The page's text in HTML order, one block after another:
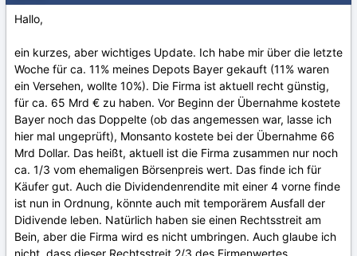
Hallo,
ein kurzes, aber wichtiges Update. Ich habe mir über die letzte
Woche für ca. 11% meines Depots Bayer gekauft (11% waren
ein Versehen, wollte 10%). Die Firma ist aktuell recht günstig,
für ca. 65 Mrd € zu haben. Vor Beginn der Übernahme kostete
Bayer noch das Doppelte (ob das angemessen war, lasse ich
hier mal ungeprüft), Monsanto kostete bei der Übernahme 66
Mrd Dollar. Das heißt, aktuell ist die Firma zusammen nur noch
ca. 1/3 vom ehemaligen Börsenpreis wert. Das finde ich für
Käufer gut. Auch die Dividendenrendite mit einer 4 vorne finde
ist nun in Ordnung, könnte auch mit temporärem Ausfall der
Didivende leben. Natürlich haben sie einen Rechtsstreit am
Bein, aber die Firma wird es nicht umbringen. Auch glaube ich
nicht, dass dieser Rechtsstreit 2/3 des Firmenwertes